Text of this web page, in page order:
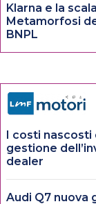
Klarna e la
Metamorfosi
BNPL
I costi
gestione
dealer
Audi Q7 nuova